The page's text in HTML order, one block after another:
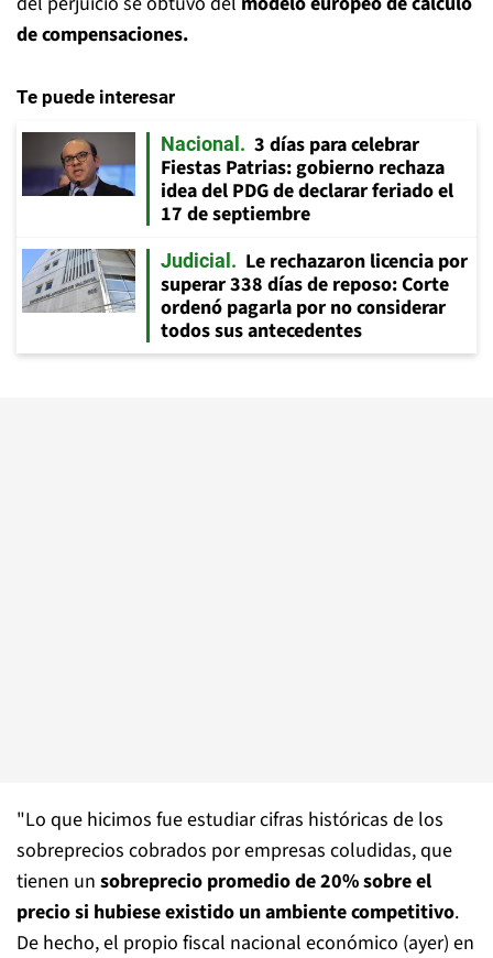
de compensaciones.
Te puede interesar
Nacional
3 días para celebrar
Fiestas Patrias: gobierno rechaza
idea del PDG de declarar feriado el
17 de septiembre
Judicial
Le rechazaron licencia por
superar 338 días de reposo: Corte
ordenó pagarla por no considerar
todos sus antecedentes
"Lo que hicimos fue estudiar cifras históricas de los
sobreprecios cobrados por empresas coludidas, que
tienen un sobreprecio promedio de 20% sobre el
precio si hubiese existido un ambiente competitivo.
De hecho, el propio fiscal nacional económico (ayer) en